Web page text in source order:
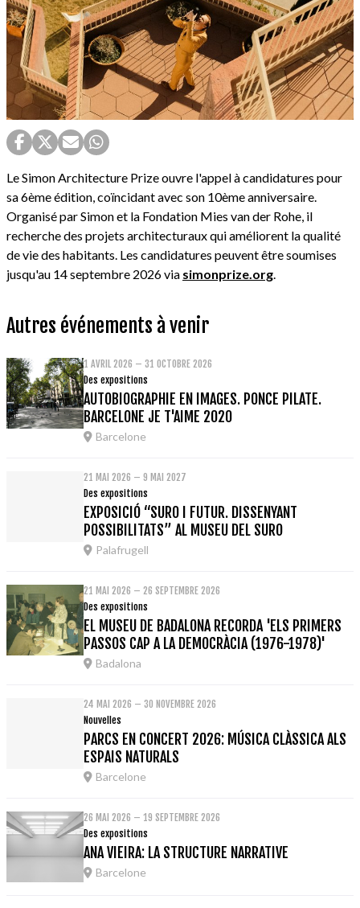
Le Simon Architecture Prize ouvre l'appel à candidatures pour
sa 6ème édition, coïncidant avec son 10ème anniversaire.
Organisé par Simon et la Fondation Mies van der Rohe, il
recherche des projets architecturaux qui améliorent la qualité
de vie des habitants. Les candidatures peuvent être soumises
jusqu'au 14 septembre 2026 via simonprize.org.
Autres événements à venir
1 AVRIL 2026 – 31 OCTOBRE 2026
Des expositions
AUTOBIOGRAPHIE EN IMAGES. PONCE PILATE.
BARCELONE JE T'AIME 2020
Barcelone
21 MAI 2026 – 9 MAI 2027
Des expositions
EXPOSICIÓ “SURO I FUTUR. DISSENYANT
POSSIBILITATS” AL MUSEU DEL SURO
Palafrugell
21 MAI 2026 – 26 SEPTEMBRE 2026
Des expositions
EL MUSEU DE BADALONA RECORDA 'ELS PRIMERS
PASSOS CAP A LA DEMOCRÀCIA (1976-1978)'
Badalona
24 MAI 2026 – 30 NOVEMBRE 2026
Nouvelles
PARCS EN CONCERT 2026: MÚSICA CLÀSSICA ALS
ESPAIS NATURALS
Barcelone
26 MAI 2026 – 19 SEPTEMBRE 2026
Des expositions
ANA VIEIRA: LA STRUCTURE NARRATIVE
Barcelone